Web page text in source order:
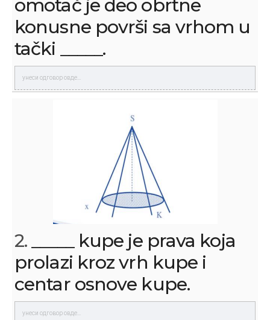
omotač je deo obrtne
konusne površi sa vrhom u
tački _____.
2. _____ kupe je prava koja
prolazi kroz vrh kupe i
centar osnove kupe.